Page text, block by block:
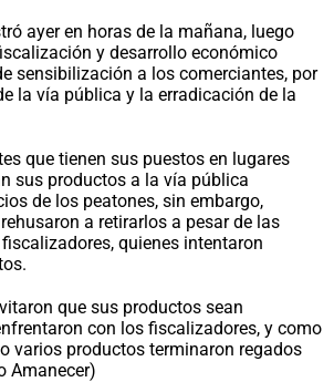
ayer en horas de la mañana, luego
y desarrollo económico
sensibilización a los comerciantes, por
la vía pública y la erradicación de la
que tienen sus puestos en lugares
sus productos a la vía pública
de los peatones, sin embargo,
a retirarlos a pesar de las
quienes intentaron
que sus productos sean
con los fiscalizadores, y como
varios productos terminaron regados
Amanecer)